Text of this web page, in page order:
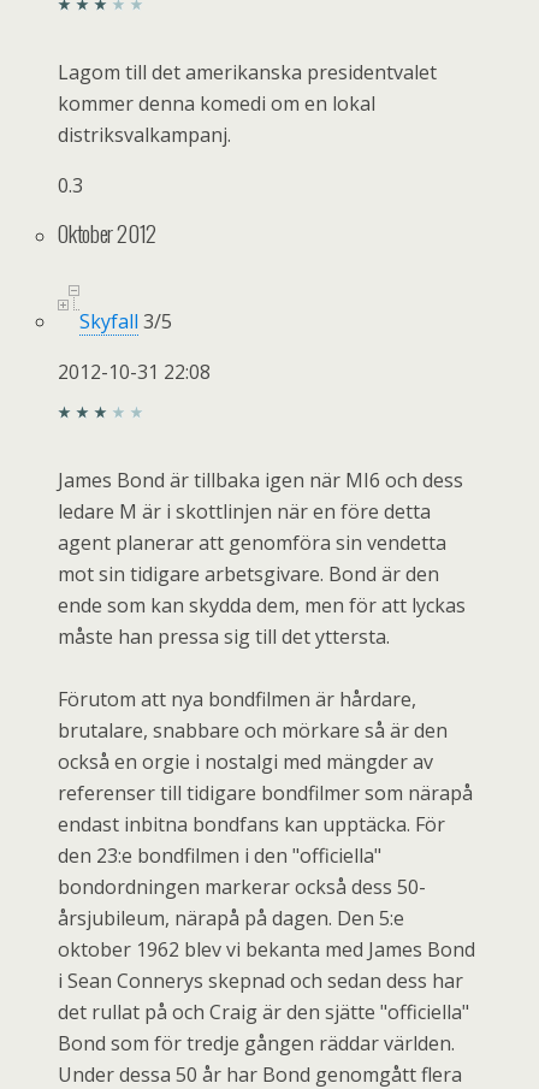
Lagom till det amerikanska presidentvalet
kommer denna komedi om en lokal
distriksvalkampanj.
0.3
Oktober 2012
Skyfall 3/5
2012-10-31 22:08
James Bond är tillbaka igen när MI6 och dess
ledare M är i skottlinjen när en före detta
agent planerar att genomföra sin vendetta
mot sin tidigare arbetsgivare. Bond är den
ende som kan skydda dem, men för att lyckas
måste han pressa sig till det yttersta.
Förutom att nya bondfilmen är hårdare,
brutalare, snabbare och mörkare så är den
också en orgie i nostalgi med mängder av
referenser till tidigare bondfilmer som närapå
endast inbitna bondfans kan upptäcka. För
den 23:e bondfilmen i den "officiella"
bondordningen markerar också dess 50-
årsjubileum, närapå på dagen. Den 5:e
oktober 1962 blev vi bekanta med James Bond
i Sean Connerys skepnad och sedan dess har
det rullat på och Craig är den sjätte "officiella"
Bond som för tredje gången räddar världen.
Under dessa 50 år har Bond genomgått flera